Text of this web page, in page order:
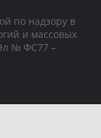
по надзору в
и массовых
№ ФС77 –